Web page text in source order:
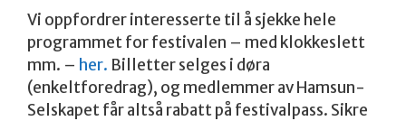
Vi oppfordrer interesserte til å sjekke hele
programmet for festivalen – med klokkeslett
mm. – her. Billetter selges i døra
(enkeltforedrag), og medlemmer av Hamsun-
Selskapet får altså rabatt på festivalpass. Sikre